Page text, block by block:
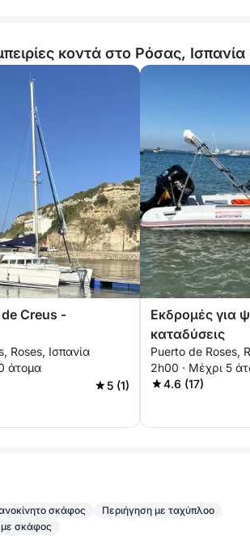
κοντά στο Ρόσας, Ισπανία
Creus -
Roses, Ισπανία
άτομα
5 (1)
Εκδρομές για
καταδύσεις
Puerto de Roses,
2h00 · Μέχρι 5
4.6 (17)
σκάφος
Περιήγηση με ταχύπλοο
με σκάφος